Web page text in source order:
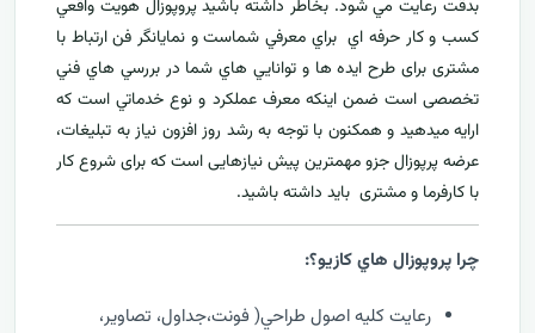
بدقت رعايت مي شود. بخاطر داشته باشيد پروپوزال هويت واقعي
کسب و کار حرفه اي براي معرفيشماست و نمایانگر فن ارتباط با
مشتری برای طرح ايده ها و توانايي هاي شما در بررسي هاي فني
تخصصی است ضمن اینکه معرف عملکرد و نوع خدماتي است که
ارايه ميدهید و همکنون با توجه به رشد روز افزون نياز به تبليغات،
عرضه پرپوزال جزو مهمترين پیش نیازهایی است که برای شروع کار
با کارفرما و مشتری بايد داشته باشيد.
چرا پروپوزال هاي کازيو؟:
رعايت کليه اصول طراحي( فونت،جداول، تصاوير،